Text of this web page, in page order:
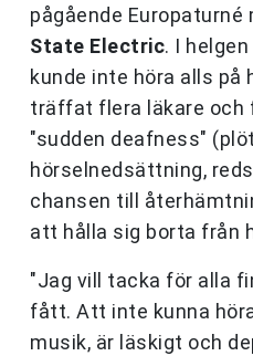
pågående Europaturné
State Electric. I
kunde inte höra alls på
träffat flera läkare och
"sudden deafness"
hörselnedsättning,
chansen till
att hålla sig borta från
"Jag vill tacka för alla
fått. Att inte kunna
musik, är läskigt och